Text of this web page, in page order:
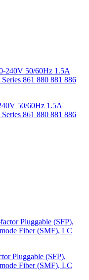
50/60Hz 1.5A
861 880 881 886
Pluggable (SFP),
Fiber (SMF), LC